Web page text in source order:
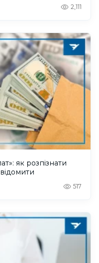
2,111
як розпізнати
517